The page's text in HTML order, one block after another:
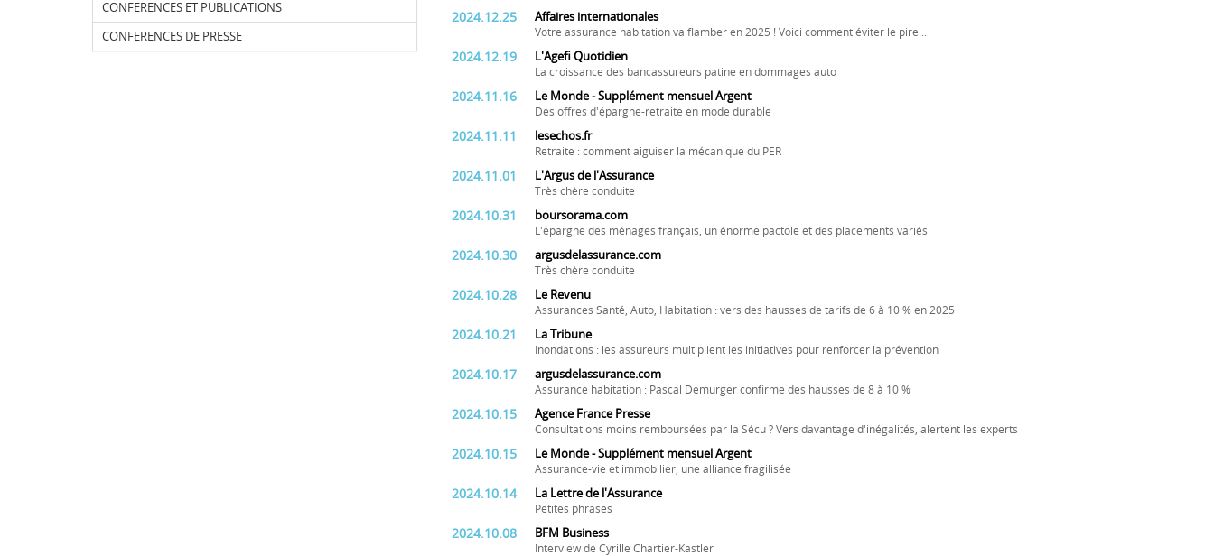
CONFERENCES ET PUBLICATIONS
CONFERENCES DE PRESSE
2024.12.25 Affaires internationales
Votre assurance habitation va flamber en 2025 ! Voici comment éviter le pire...
2024.12.19 L'Agefi Quotidien
La croissance des bancassureurs patine en dommages auto
2024.11.16 Le Monde - Supplément mensuel Argent
Des offres d'épargne-retraite en mode durable
2024.11.11 lesechos.fr
Retraite : comment aiguiser la mécanique du PER
2024.11.01 L'Argus de l'Assurance
Très chère conduite
2024.10.31 boursorama.com
L'épargne des ménages français, un énorme pactole et des placements variés
2024.10.30 argusdelassurance.com
Très chère conduite
2024.10.28 Le Revenu
Assurances Santé, Auto, Habitation : vers des hausses de tarifs de 6 à 10 % en 2025
2024.10.21 La Tribune
Inondations : les assureurs multiplient les initiatives pour renforcer la prévention
2024.10.17 argusdelassurance.com
Assurance habitation : Pascal Demurger confirme des hausses de 8 à 10 %
2024.10.15 Agence France Presse
Consultations moins remboursées par la Sécu ? Vers davantage d'inégalités, alertent les experts
2024.10.15 Le Monde - Supplément mensuel Argent
Assurance-vie et immobilier, une alliance fragilisée
2024.10.14 La Lettre de l'Assurance
Petites phrases
2024.10.08 BFM Business
Interview de Cyrille Chartier-Kastler